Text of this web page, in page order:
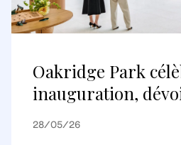
Oakridge Park
inauguration,
grand projet de
28/05/26